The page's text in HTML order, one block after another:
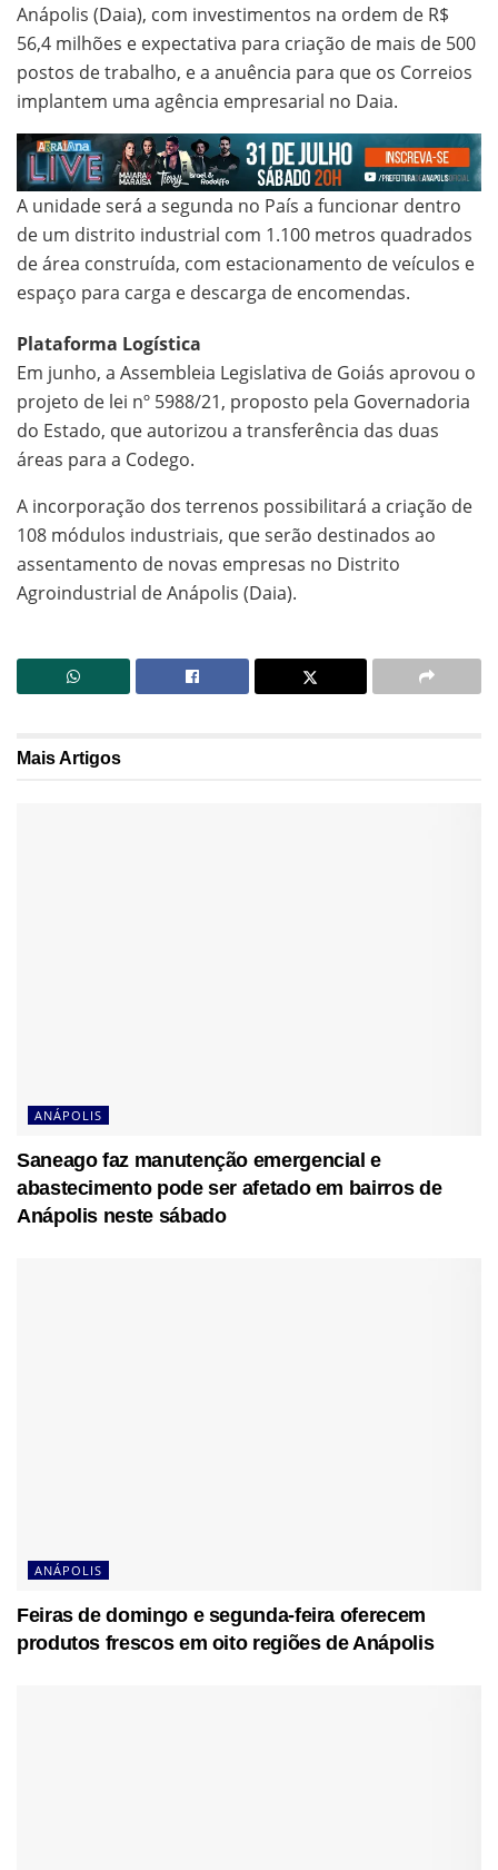
Anápolis (Daia), com investimentos na ordem de R$
56,4 milhões e expectativa para criação de mais de 500
postos de trabalho, e a anuência para que os Correios
implantem uma agência empresarial no Daia.
A unidade será a segunda no País a funcionar dentro
de um distrito industrial com 1.100 metros quadrados
de área construída, com estacionamento de veículos e
espaço para carga e descarga de encomendas.
Plataforma Logística
Em junho, a Assembleia Legislativa de Goiás aprovou o
projeto de lei nº 5988/21, proposto pela Governadoria
do Estado, que autorizou a transferência das duas
áreas para a Codego.
A incorporação dos terrenos possibilitará a criação de
108 módulos industriais, que serão destinados ao
assentamento de novas empresas no Distrito
Agroindustrial de Anápolis (Daia).
MaisArtigos
ANÁPOLIS
Saneago faz manutenção emergencial e
abastecimento pode ser afetado em bairros de
Anápolis neste sábado
ANÁPOLIS
Feiras de domingo e segunda-feira oferecem
produtos frescos em oito regiões de Anápolis